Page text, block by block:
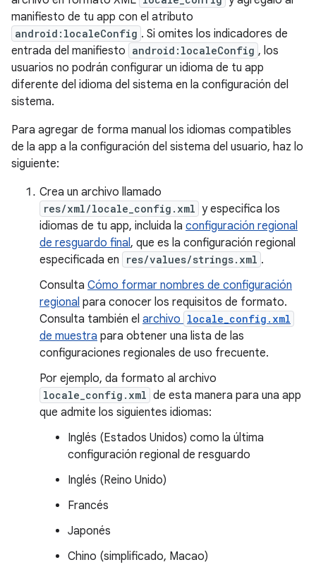
manifiesto de tu app con el atributo
android:localeConfig . Si omites los indicadores de
entrada del manifiesto android:localeConfig , los
usuarios no podrán configurar un idioma de tu app
diferente del idioma del sistema en la configuración del
sistema.
Para agregar de forma manual los idiomas compatibles
de la app a la configuración del sistema del usuario, haz lo
siguiente:
Crea un archivo llamado
res/xml/locale_config.xml y especifica los
idiomas de tu app, incluida la configuración regional
de resguardo final, que es la configuración regional
especificada en
res/values/strings.xml .
Consulta Cómo formar nombres de configuración
regional para conocer los requisitos de formato.
Consulta también el archivo locale_config.xml
de muestra para obtener una lista de las
configuraciones regionales de uso frecuente.
Por ejemplo, da formato al archivo
locale_config.xml de esta manera para una app
que admite los siguientes idiomas:
Inglés (Estados Unidos) como la última
configuración regional de resguardo
Inglés (Reino Unido)
Francés
Japonés
Chino (simplificado, Macao)